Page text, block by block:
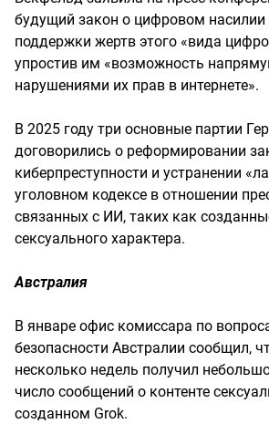
будущий закон о цифровом насилии
поддержки жертв этого «вида
упростив им «возможность
нарушениями их прав в интернете».
В 2025 году три основные партии
договорились о реформировании
киберпреступности и устранении
уголовном кодексе в отношении
связанных с ИИ, таких как
сексуального характера.
Австралия
В январе офис комиссара по
безопасности Австралии сообщил,
несколько недель получил
число сообщений о контенте
созданном Grok.